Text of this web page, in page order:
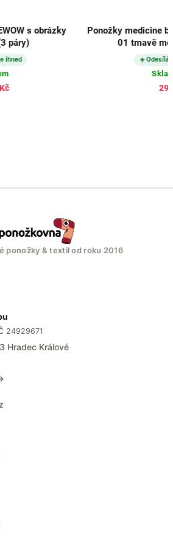
s obrázky
páry)
ihned
Ponožky medicine
01 tmavě
ponožky & textil od roku 2016
24929671
Hradec Králové